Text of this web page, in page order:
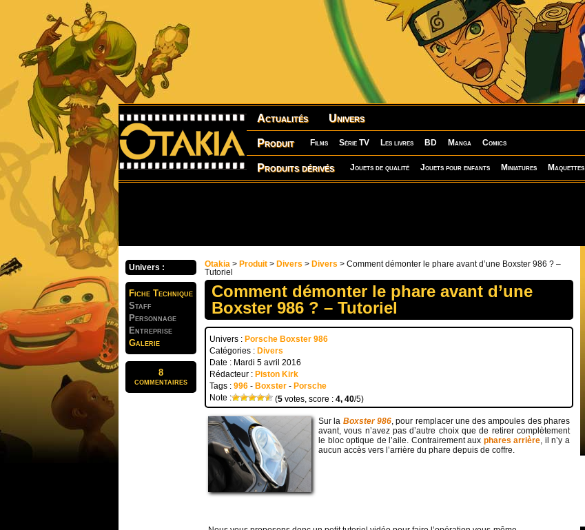
Actualités Univers
Produit Films Série TV Les livres BD Manga Comics
Produits dérivés Jouets de qualité Jouets pour enfants Miniatures Maquettes
Univers :
Fiche Technique
Staff
Personnage
Entreprise
Galerie
8
commentaires
Otakia > Produit > Divers > Divers > Comment démonter le phare avant d’une Boxster 986 ? –
Tutoriel
Comment démonter le phare avant d’une
Boxster 986 ? – Tutoriel
Univers : Porsche Boxster 986
Catégories : Divers
Date : Mardi 5 avril 2016
Rédacteur : Piston Kirk
Tags : 996 - Boxster - Porsche
Note :
(5 votes, score : 4, 40/5)
Sur la Boxster 986, pour remplacer une des ampoules des phares
avant, vous n’avez pas d’autre choix que de retirer complètement
le bloc optique de l’aile. Contrairement aux phares arrière, il n’y a
aucun accès vers l’arrière du phare depuis de coffre.